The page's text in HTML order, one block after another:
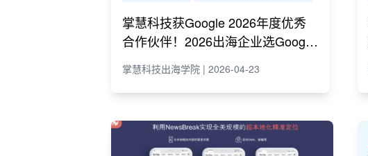
掌慧科技获Google 2026年度优秀
合作伙伴！2026出海企业选Google
掌慧科技出海学院 | 2026-04-23